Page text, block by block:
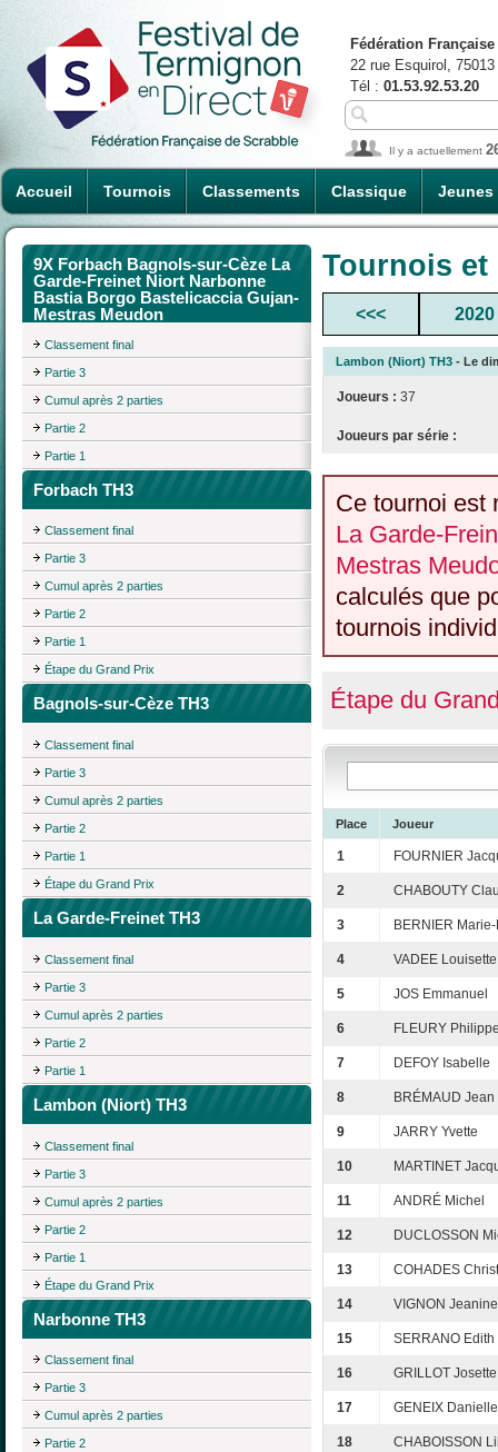
Accueil Tournois Classements Classique Jeunes
Fédération
22 rue Esquirol,
Tél : 01.53.92.53.20
Il y a actuellement
9X Forbach Bagnols-sur-Cèze La
Garde-Freinet Niort Narbonne
Bastia Borgo Bastelicaccia Gujan-
Mestras Meudon
Classement final
Partie 3
Cumul après 2 parties
Partie 2
Partie 1
Forbach TH3
Classement final
Partie 3
Cumul après 2 parties
Partie 2
Partie 1
Étape du Grand Prix
Bagnols-sur-Cèze TH3
Classement final
Partie 3
Cumul après 2 parties
Partie 2
Partie 1
Étape du Grand Prix
La Garde-Freinet TH3
Classement final
Partie 3
Cumul après 2 parties
Partie 2
Partie 1
Lambon (Niort) TH3
Classement final
Partie 3
Cumul après 2 parties
Partie 2
Partie 1
Étape du Grand Prix
Narbonne TH3
Classement final
Partie 3
Cumul après 2 parties
Partie 2
Tournois
<<< 2020
Lambon (Niort) TH3 - Le
Joueurs : 37
Joueurs par série :
Ce tournoi est
La Garde-
Mestras
calculés que
tournois
Étape du
Place Joueur
1 FOURNIER
2 CHABOUTY
3 BERNIER
4 VADEE Louisette
5 JOS Emmanuel
6 FLEURY
7 DEFOY Isabelle
8 BRÉMAUD Jean
9 JARRY Yvette
10 MARTINET
11 ANDRÉ Michel
12 DUCLOSSON
13 COHADES
14 VIGNON Jeanine
15 SERRANO Edith
16 GRILLOT Josette
17 GENEIX Danielle
18 CHABOISSON